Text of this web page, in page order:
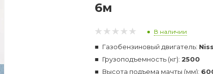
6м
В наличии
Газобензиновый двигатель:
Грузоподъемность (кг): 2500
Высота подъема мачты (мм):